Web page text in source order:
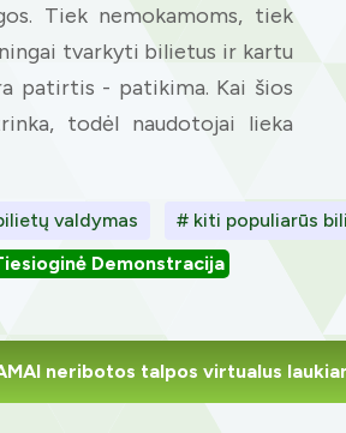
Tiek nemokamoms, tiek
tvarkyti bilietus ir kartu
patirtis - patikima. Kai šios
todėl naudotojai lieka
valdymas # kiti populiarūs
Demonstracija
neribotos talpos virtualus